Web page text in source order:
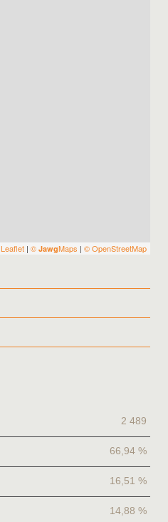
Leaflet | © JawgMaps | © OpenStreetMap
2 489
66,94 %
16,51 %
14,88 %